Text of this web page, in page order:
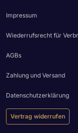
Impressum
Wiederrufsrecht für
AGBs
Zahlung und Versand
Datenschutzerklärung
Vertrag widerrufen